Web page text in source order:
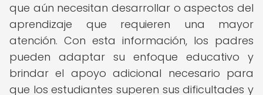
que aún necesitan desarrollar o aspectos del
aprendizaje que requieren una mayor
atención. Con esta información, los padres
pueden adaptar su enfoque educativo y
brindar el apoyo adicional necesario para
que los estudiantes superen sus dificultades y